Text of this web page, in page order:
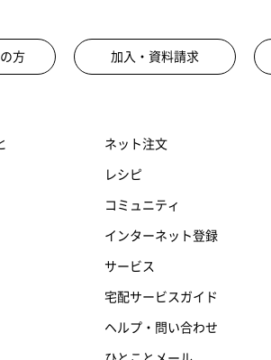
方 加入・資料請求
ネット注文
レシピ
コミュニティ
インターネット登録
サービス
宅配サービスガイド
ヘルプ・問い合わせ